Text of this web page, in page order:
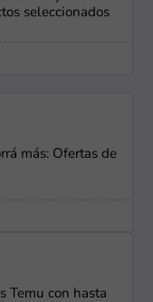
seleccionados
más: Ofertas de
Temu con hasta